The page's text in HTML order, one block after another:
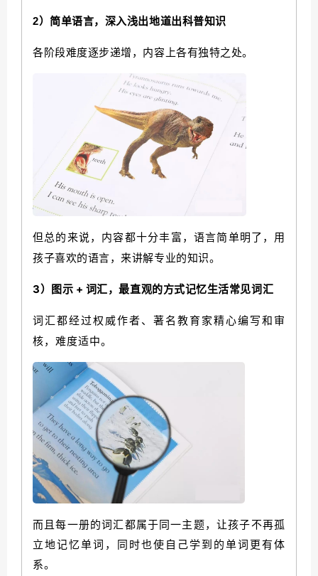
2）简单语言，深入浅出地道出科普知识
各阶段难度逐步递增，内容上各有独特之处。
但总的来说，内容都十分丰富，语言简单明了，用
孩子喜欢的语言，来讲解专业的知识。
3）图示 + 词汇，最直观的方式记忆生活常见词汇
词汇都经过权威作者、著名教育家精心编写和审
核，难度适中。
而且每一册的词汇都属于同一主题，让孩子不再孤
立地记忆单词，同时也使自己学到的单词更有体
系。